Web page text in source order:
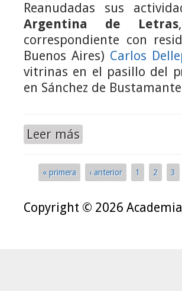
Reanudadas sus
Argentina de Letras
correspondiente con
Buenos Aires) Carlos
vitrinas en el pasillo del
en Sánchez de
Leer más
Páginas
« primera ‹ anterior 1 2 3
Copyright © 2026